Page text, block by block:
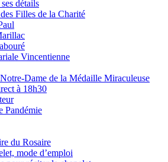
détails
Filles de la Charité
Vincentienne
Dame de la Médaille Miraculeuse
à 18h30
Pandémie
du Rosaire
mode d’emploi